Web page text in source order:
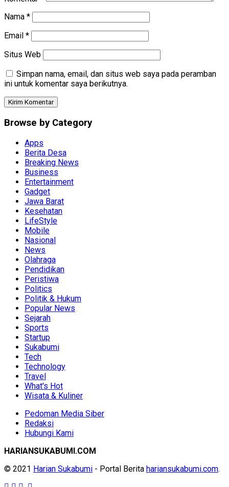
Nama *
Email *
Situs Web
Simpan nama, email, dan situs web saya pada peramban
ini untuk komentar saya berikutnya.
Browse by Category
Apps
Berita Desa
Breaking News
Business
Entertainment
Gadget
Jawa Barat
Kesehatan
LifeStyle
Mobile
Nasional
News
Olahraga
Pendidikan
Peristiwa
Politics
Politik & Hukum
Popular News
Sejarah
Sports
Startup
Sukabumi
Tech
Technology
Travel
What's Hot
Wisata & Kuliner
Pedoman Media Siber
Redaksi
Hubungi Kami
HARIANSUKABUMI.COM
© 2021 Harian Sukabumi - Portal Berita hariansukabumi.com.